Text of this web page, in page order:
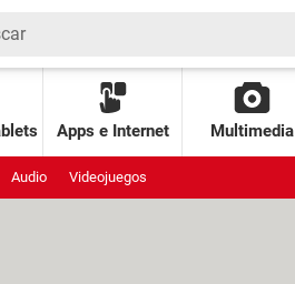
Apps e Internet Multimedia
Audio Videojuegos